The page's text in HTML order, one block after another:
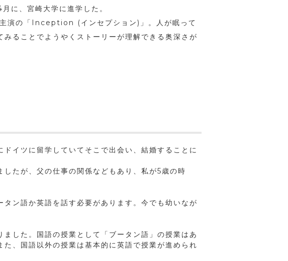
に、宮崎大学に進学した。
演の「Inception (インセプション)」。人が眠って
ることでようやくストーリーが理解できる奥深さが
イツに留学していてそこで出会い、結婚することに
たが、父の仕事の関係などもあり、私が5歳の時
ン語か英語を話す必要があります。今でも幼いなが
した。国語の授業として「ブータン語」の授業はあ
、国語以外の授業は基本的に英語で授業が進められ